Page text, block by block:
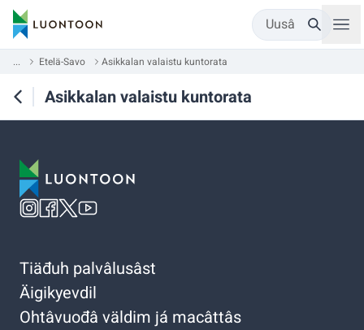
Uusâ
... Etelä-Savo Asikkalan valaistu kuntorata
Asikkalan valaistu kuntorata
Tiäđuh palvâlusâst
Äigikyevdil
Ohtâvuođâ väldim já macâttâs